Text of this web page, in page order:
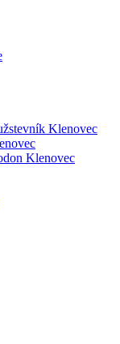
Klenovec
Klenovec